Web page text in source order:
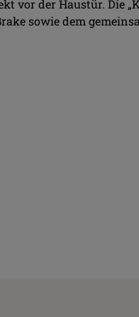
vor der Haustür. Die
sowie dem